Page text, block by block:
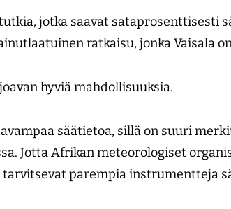
jotka saavat sataprosenttisesti
ratkaisu, jonka Vaisala
hyviä mahdollisuuksia.
säätietoa, sillä on suuri
Jotta Afrikan meteorologiset
parempia instrumentteja